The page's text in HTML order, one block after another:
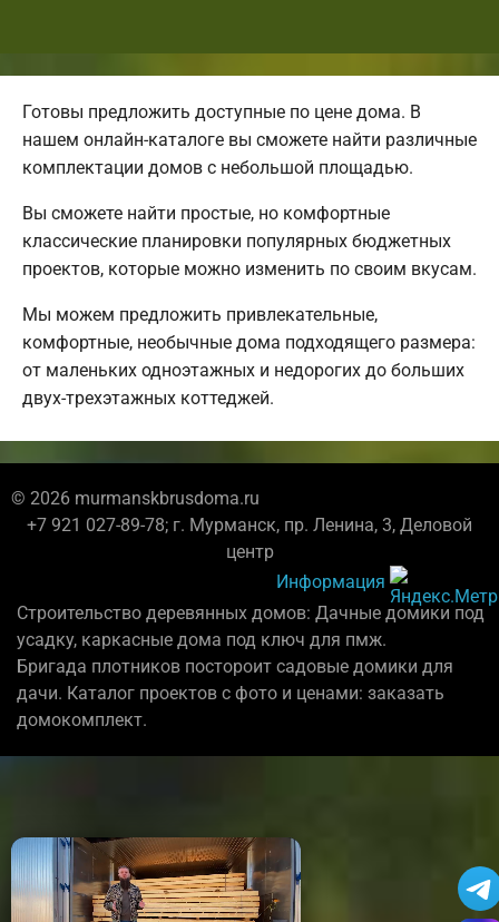
Готовы предложить доступные по цене дома. В
нашем онлайн-каталоге вы сможете найти различные
комплектации домов с небольшой площадью.
Вы сможете найти простые, но комфортные
классические планировки популярных бюджетных
проектов, которые можно изменить по своим вкусам.
Мы можем предложить привлекательные,
комфортные, необычные дома подходящего размера:
от маленьких одноэтажных и недорогих до больших
двух-трехэтажных коттеджей.
© 2026 murmanskbrusdoma.ru
+7 921 027-89-78; г. Мурманск, пр. Ленина, 3, Деловой
центр
Информация
Строительство деревянных домов: Дачные домики под
усадку, каркасные дома под ключ для пмж.
Бригада плотников постороит садовые домики для
дачи. Каталог проектов с фото и ценами: заказать
домокомплект.